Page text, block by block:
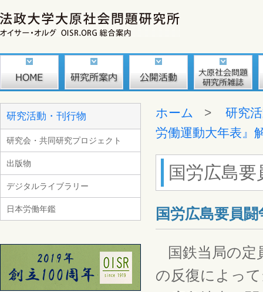
研究活動・刊行物
研究会・共同研究プロジェクト
出版物
デジタルライブラリー
日本労働年鑑
ホーム > 研究
労働運動大年表』
国労広島
国労広島要員
国鉄当局の定
の反復によっ